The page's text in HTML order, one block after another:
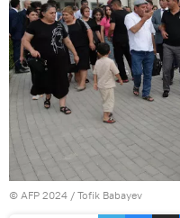
© AFP 2024 / Tofik Babayev